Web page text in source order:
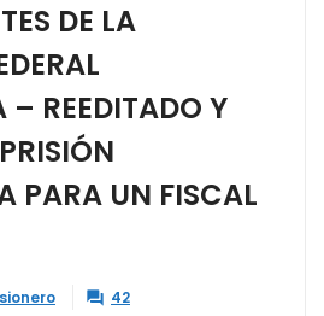
DE LA
– REEDITADO Y
PARA UN FISCAL
 42